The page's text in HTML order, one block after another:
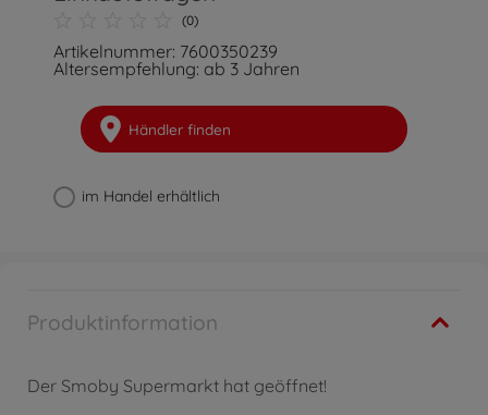
(0)
Artikelnummer: 7600350239
Altersempfehlung: ab 3 Jahren
Händler finden
im Handel erhältlich
Produktinformation
Der Smoby Supermarkt hat geöffnet!